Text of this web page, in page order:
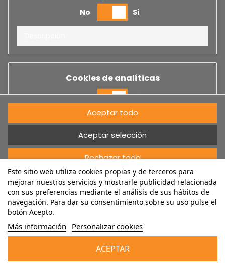
Este sitio web utiliza cookies propias y de terceros para
mejorar nuestros servicios y mostrarle publicidad relacionada
con sus preferencias mediante el análisis de sus hábitos de
navegación. Para dar su consentimiento sobre su uso pulse el
botón Acepto.
Más información Personalizar cookies
ACEPTAR
No Si
Cookies de analíticas
No Si
Descripción
No Si
Descripción
Otras cookies
Cancelar
Rechazar todo
Aceptar selección
Aceptar todo
NEWSLETTER